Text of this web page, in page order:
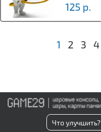
125 р.
1 2 3 4
Что улучшить?